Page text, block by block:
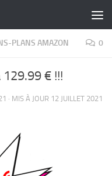
PLANS AMAZON 0
129.99 € !!!
· MIS À JOUR 12 JUILLET 2021